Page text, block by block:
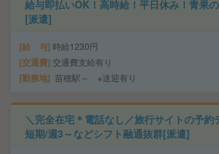
給与即払いOK！高時給！平日休み！青果
[派遣]
給 与 時給1230円
交通費 交通費支給有り
勤務地 苗穂駅～ ※送迎有り
＼完全在宅＊電話なし／旅行サイトの予約
短期/週3～などシフト融通抜群[派遣]